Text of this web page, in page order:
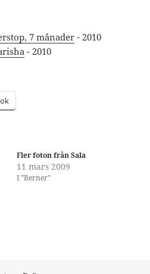
7 månader - 2010
- 2010
Fler foton från Sala
11 mars 2009
I ”Berner”